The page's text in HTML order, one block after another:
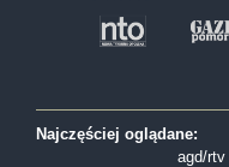
Najczęściej oglądane:
agd/rtv